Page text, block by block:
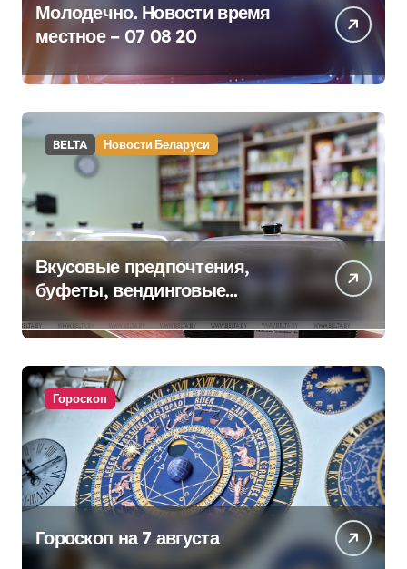
Молодечно. Новости время
местное – 07 08 20
BELTA Новости Беларуси
Вкусовые предпочтения,
буфеты, вендинговые
аппараты. Минобразования об
изменениях в школьном
питании
Гороскоп
Гороскоп на 7 августа